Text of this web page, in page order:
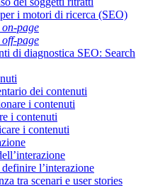
i motori di ricerca (SEO)
on-page
off-page
di diagnostica SEO: Search
dei contenuti
i contenuti
i contenuti
i contenuti
l’interazione
tra scenari e user stories